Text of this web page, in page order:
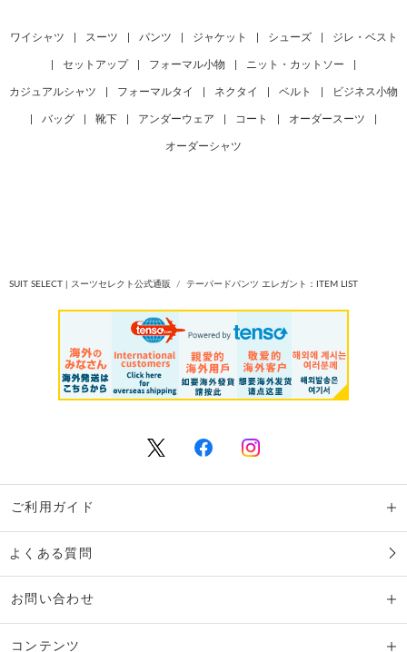
ワイシャツ スーツ パンツ ジャケット シューズ ジレ・ベスト
セットアップ フォーマル小物 ニット・カットソー
カジュアルシャツ フォーマルタイ ネクタイ ベルト ビジネス小物
バッグ 靴下 アンダーウェア コート オーダースーツ
オーダーシャツ
SUIT SELECT | スーツセレクト公式通販 テーパードパンツ エレガント：ITEM LIST
ご利用ガイド
よくある質問
お問い合わせ
コンテンツ